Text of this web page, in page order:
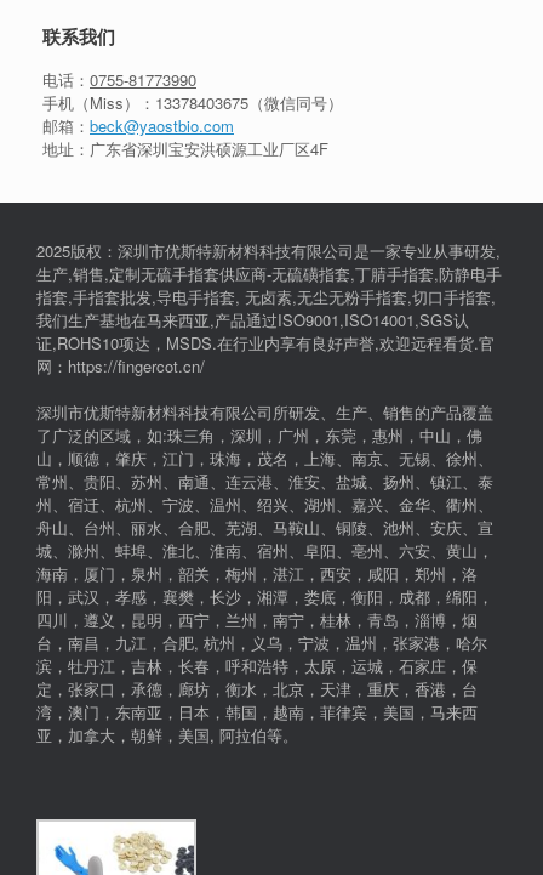
联系我们
电话： 0755-81773990
手机（Miss）： 13378403675 （微信同号）
邮箱： beck@yaostbio.com
地址：广东省深圳宝安洪硕源工业厂区4F
2025版权：深圳市优斯特新材料科技有限公司是一家专业从事研发,
生产,销售,定制无硫手指套供应商-无硫磺指套,丁腈手指套,防静电手
指套,手指套批发,导电手指套, 无卤素,无尘无粉手指套,切口手指套,
我们生产基地在马来西亚,产品通过ISO9001,ISO14001,SGS认
证,ROHS10项达，MSDS.在行业内享有良好声誉,欢迎远程看货.官
网：https://fingercot.cn/
深圳市优斯特新材料科技有限公司所研发、生产、销售的产品覆盖
了广泛的区域，如:珠三角，深圳，广州，东莞，惠州，中山，佛
山，顺德，肇庆，江门，珠海，茂名，上海、南京、无锡、徐州、
常州、贵阳、苏州、南通、连云港、淮安、盐城、扬州、镇江、泰
州、宿迁、杭州、宁波、温州、绍兴、湖州、嘉兴、金华、衢州、
舟山、台州、丽水、合肥、芜湖、马鞍山、铜陵、池州、安庆、宣
城、滁州、蚌埠、淮北、淮南、宿州、阜阳、亳州、六安、黄山，
海南，厦门，泉州，韶关，梅州，湛江，西安，咸阳，郑州，洛
阳，武汉，孝感，襄樊，长沙，湘潭，娄底，衡阳，成都，绵阳，
四川，遵义，昆明，西宁，兰州，南宁，桂林，青岛，淄博，烟
台，南昌，九江，合肥, 杭州，义乌，宁波，温州，张家港，哈尔
滨，牡丹江，吉林，长春，呼和浩特，太原，运城，石家庄，保
定，张家口，承德，廊坊，衡水，北京，天津，重庆，香港，台
湾，澳门，东南亚，日本，韩国，越南，菲律宾，美国，马来西
亚，加拿大，朝鲜，美国, 阿拉伯等。